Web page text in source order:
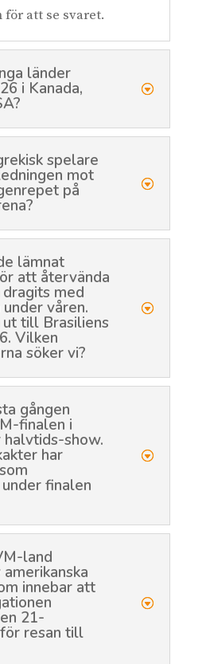
att se svaret.
länder
i Kanada,
spelare
mot
på
lämnat
att återvända
med
våren.
ut till Brasiliens
Vilken
söker vi?
gången
finalen i
show.
har
finalen
land
innebar att
21-
resan till